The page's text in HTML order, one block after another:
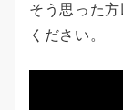
そう思った
ください。